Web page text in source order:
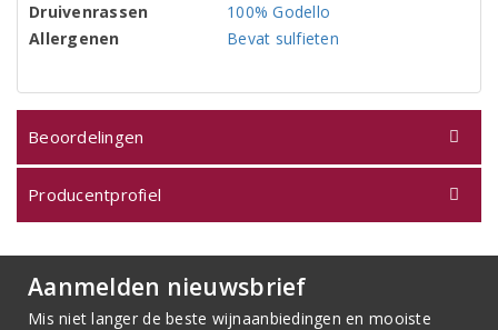
Druivenrassen
100% Godello
Allergenen
Bevat sulfieten
Beoordelingen
Producentprofiel
Aanmelden nieuwsbrief
Mis niet langer de beste wijnaanbiedingen en mooiste